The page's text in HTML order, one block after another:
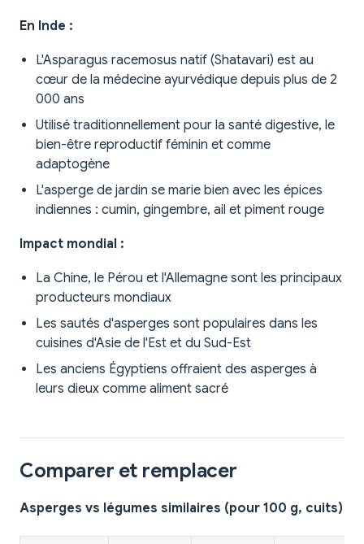
En Inde :
L'Asparagus racemosus natif (Shatavari) est au
cœur de la médecine ayurvédique depuis plus de 2
000 ans
Utilisé traditionnellement pour la santé digestive, le
bien-être reproductif féminin et comme
adaptogène
L'asperge de jardin se marie bien avec les épices
indiennes : cumin, gingembre, ail et piment rouge
Impact mondial :
La Chine, le Pérou et l'Allemagne sont les principaux
producteurs mondiaux
Les sautés d'asperges sont populaires dans les
cuisines d'Asie de l'Est et du Sud-Est
Les anciens Égyptiens offraient des asperges à
leurs dieux comme aliment sacré
Comparer et remplacer
Asperges vs légumes similaires (pour 100 g, cuits)